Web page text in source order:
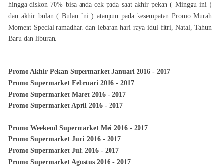
hingga diskon 70% bisa anda cek pada saat akhir pekan ( Minggu ini )
dan akhir bulan ( Bulan Ini ) ataupun pada kesempatan Promo Murah
Moment Special ramadhan dan lebaran hari raya idul fitri, Natal, Tahun
Baru dan liburan.
Promo Akhir Pekan Supermarket Januari 2016 - 2017
Promo Supermarket Februari 2016 - 2017
Promo Supermarket Maret 2016 - 2017
Promo Supermarket April 2016 - 2017
Promo Weekend Supermarket Mei 2016 - 2017
Promo Supermarket Juni 2016 - 2017
Promo Supermarket Juli 2016 - 2017
Promo Supermarket Agustus 2016 - 2017